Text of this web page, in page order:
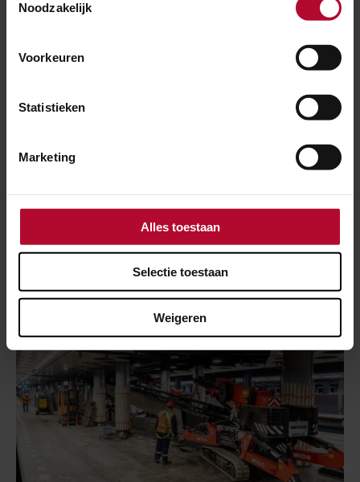
Noodzakelijk
Voorkeuren
Statistieken
Marketing
Alles toestaan
Selectie toestaan
Weigeren
9 dagen werkzaamheden tussen
Eindhoven en Venlo